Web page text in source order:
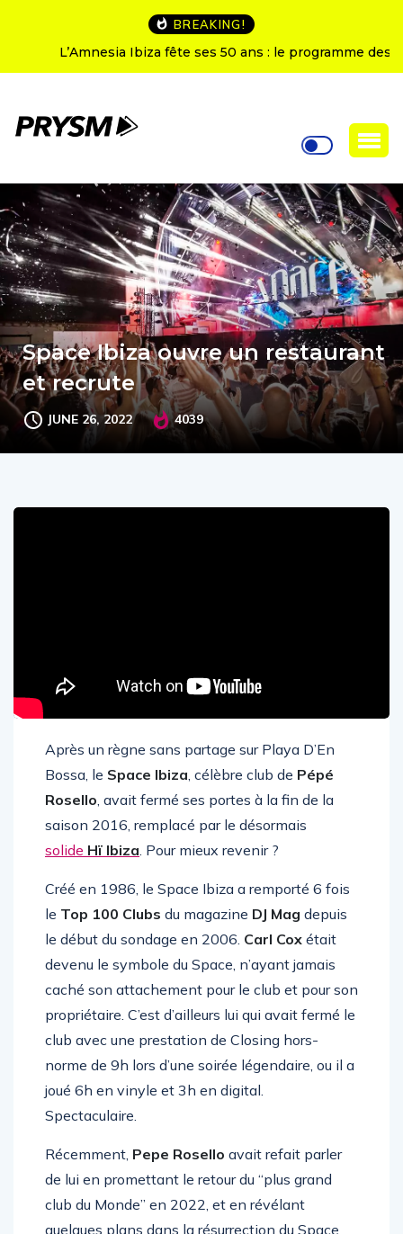
BREAKING!
L’Amnesia Ibiza fête ses 50 ans : le programme des
soirées d’ouverture
Space Ibiza ouvre un restaurant
et recrute
JUNE 26, 2022 4039
Après un règne sans partage sur Playa D’En
Bossa, leSpace Ibiza, célèbre club dePépé
Rosello, avait fermé ses portes à la fin de la
saison 2016, remplacé par le désormais
Créé en 1986, le Space Ibiza a remporté 6 fois
le Top 100 Clubsdu magazineDJ Magdepuis
le début du sondage en 2006.Carl Coxétait
devenu le symbole du Space, n’ayant jamais
caché son attachement pour le club et pour son
propriétaire. C’est d’ailleurs lui qui avait fermé le
club avec une prestation de Closing hors-
norme de 9h lors d’une soirée légendaire, ou il a
joué 6h en vinyle et 3h en digital.
Récemment,Pepe Roselloavait refait parler
de lui en promettant le retour du “plus grand
club du Monde” en 2022, et en révélant